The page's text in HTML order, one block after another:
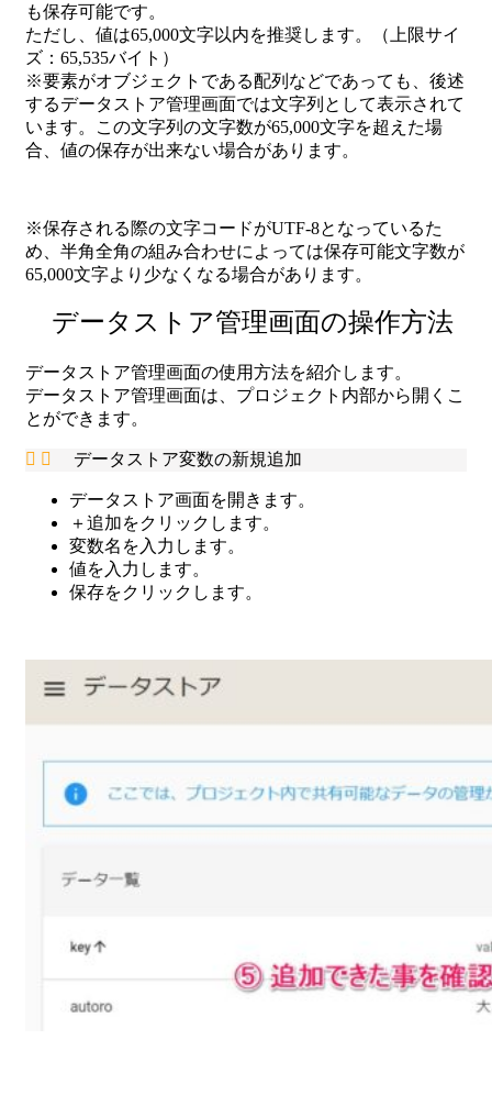
も保存可能です。
ただし、値は65,000文字以内を推奨します。（上限サイ
ズ：65,535バイト）
※要素がオブジェクトである配列などであっても、後述
するデータストア管理画面では文字列として表示されて
います。この文字列の文字数が65,000文字を超えた場
合、値の保存が出来ない場合があります。
※保存される際の文字コードがUTF-8となっているた
め、半角全角の組み合わせによっては保存可能文字数が
65,000文字より少なくなる場合があります。
データストア管理画面の操作方法
データストア管理画面の使用方法を紹介します。
データストア管理画面は、プロジェクト内部から開くこ
とができます。
データストア変数の新規追加
データストア画面を開きます。
＋追加をクリックします。
変数名を入力します。
値を入力します。
保存をクリックします。